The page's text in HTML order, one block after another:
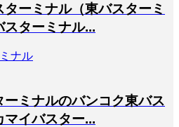
ーミナル（東バスターミ
ターミナル...
ーミナルのバンコク東バス
マイバスター...